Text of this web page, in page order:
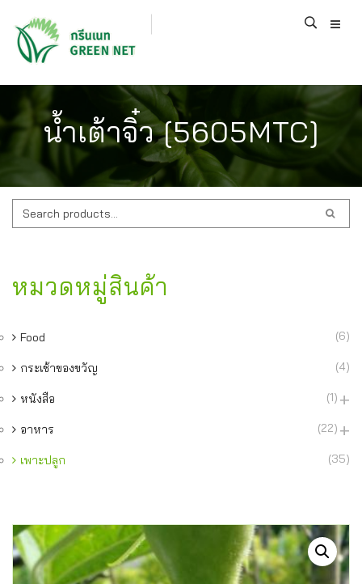
น้ำเต้าจิ๋ว [5605MTC]
ค้นหา:
หมวดหมู่สินค้า
Food (6)
กระเช้าของขวัญ (4)
หนังสือ (1)
อาหาร (22)
เพาะปลูก (35)